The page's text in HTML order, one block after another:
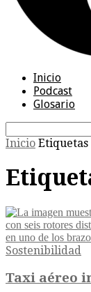
Inicio
Podcast
Glosario
Inicio Etiquetas
Sostenibilidad
Taxi aéreo